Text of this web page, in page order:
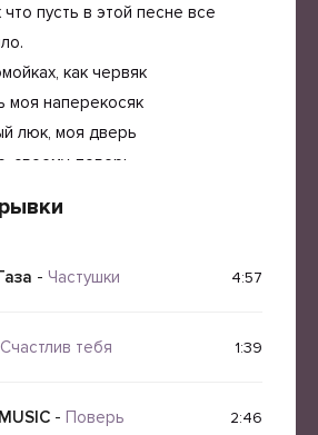
пусть в этой песне все
как червяк
моя наперекосяк
люк, моя дверь
своему, поверь
- Частушки 4:57
Счастлив тебя 1:39
- Поверь 2:46